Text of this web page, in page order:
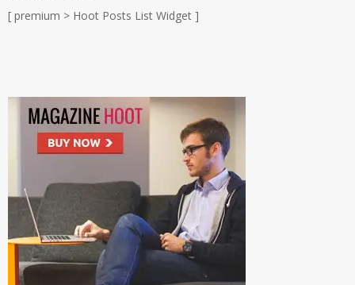
[ premium > Hoot Posts List Widget ]